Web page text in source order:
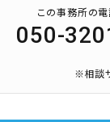
この事務所の
050-
※相談